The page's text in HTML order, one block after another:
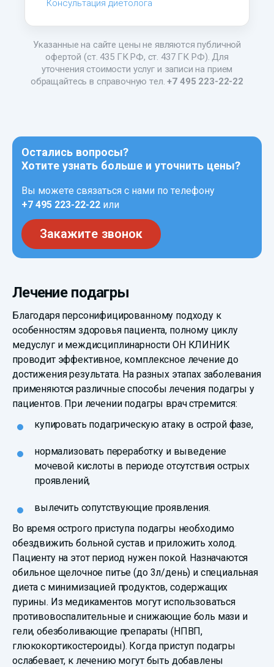
Консультация диетолога
Указанные на сайте цены не являются публичной
офертой (ст. 435 ГК РФ, ст. 437 ГК РФ). Для
уточнения стоимости услуг и записи на прием
обращайтесь в справочную тел.+7 495 223-22-22
Остались вопросы?
Хотите узнать больше и уточнить цены?
Вы можете связаться с нами по телефону
+7 495 223-22-22 или
Закажите звонок
Лечение подагры
Благодаря персонифицированному подходу к
особенностям здоровья пациента, полному циклу
медуслуг и междисциплинарности ОН КЛИНИК
проводит эффективное, комплексное лечение до
достижения результата. На разных этапах заболевания
применяются различные способы лечения подагры у
пациентов. При лечении подагры врач стремится:
купировать подагрическую атаку в острой фазе,
нормализовать переработку и выведение
мочевой кислоты в периоде отсутствия острых
проявлений,
вылечить сопутствующие проявления.
Во время острого приступа подагры необходимо
обездвижить больной сустав и приложить холод.
Пациенту на этот период нужен покой. Назначаются
обильное щелочное питье (до 3л/день) и специальная
диета с минимизацией продуктов, содержащих
пурины. Из медикаментов могут использоваться
противовоспалительные и снижающие боль мази и
гели, обезболивающие препараты (НПВП,
глюкокортикостероиды). Когда приступ подагры
ослабевает, к лечению могут быть добавлены